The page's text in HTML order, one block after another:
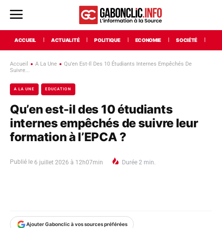
ACCUEIL ACTUALITÉ POLITIQUE ECONOMIE SOCIÉTÉ
Accueil A La Une
Qu’en Est-Il Des 10 Étudiants Internes Empêchés De
Suivre...
A LA UNE EDUCATION
Qu’en est-il des 10 étudiants
internes empêchés de suivre leur
formation à l’EPCA ?
Publié le 6 juillet 2026 à 12h07min Durée 2 min.
Ajouter Gabonclic à vos sources préférées